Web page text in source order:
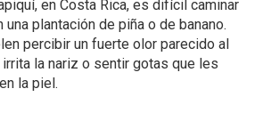
en Costa Rica, es difícil caminar
plantación de piña o de banano.
percibir un fuerte olor parecido al
la nariz o sentir gotas que les
la piel.